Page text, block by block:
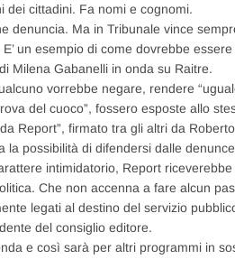
dei cittadini. Fa nomi e cognomi.
denuncia. Ma in Tribunale vince
un esempio di come dovrebbe
Milena Gabanelli in onda su Raitre.
vorrebbe negare, rendere
del cuoco”, fossero esposte allo
Report”, firmato tra gli altri da
possibilità di difendersi dalle
intimidatorio, Report
Che non accenna a fare alcun
legati al destino del servizio
del consiglio editore.
e così sarà per altri programmi in